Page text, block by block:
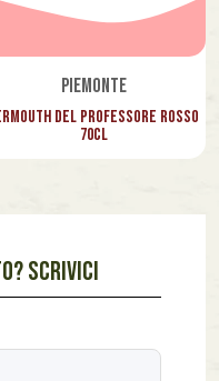
Piemonte
del Professore Rosso
70cl
SCRIVICI